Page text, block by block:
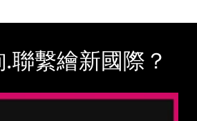
聯繫繪新國際？